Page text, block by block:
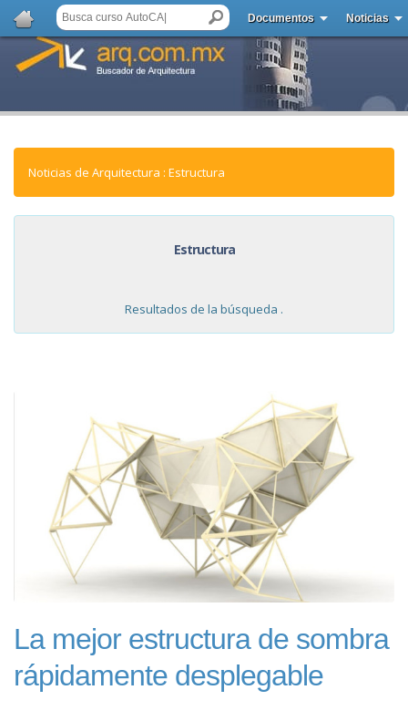
Documentos Noticias
Noticias de Arquitectura : Estructura
Estructura
Resultados de la búsqueda .
La mejor estructura de sombra
rápidamente desplegable